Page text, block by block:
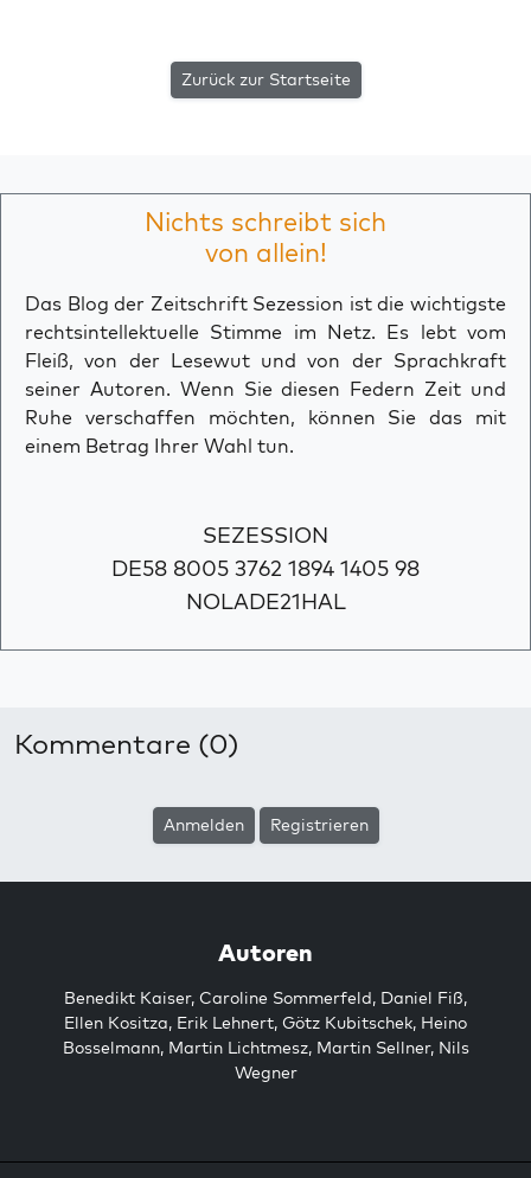
Zurück zur Startseite
Nichts schreibt sich
von allein!
Das Blog der Zeitschrift Sezession ist die wichtigste
rechtsintellektuelle Stimme im Netz. Es lebt vom
Fleiß, von der Lesewut und von der Sprachkraft
seiner Autoren. Wenn Sie diesen Federn Zeit und
Ruhe verschaffen möchten, können Sie das mit
einem Betrag Ihrer Wahl tun.
SEZESSION
DE58 8005 3762 1894 1405 98
NOLADE21HAL
Kommentare (0)
Anmelden Registrieren
Autoren
Benedikt Kaiser, Caroline Sommerfeld, Daniel Fiß,
Ellen Kositza, Erik Lehnert, Götz Kubitschek, Heino
Bosselmann, Martin Lichtmesz, Martin Sellner, Nils
Wegner